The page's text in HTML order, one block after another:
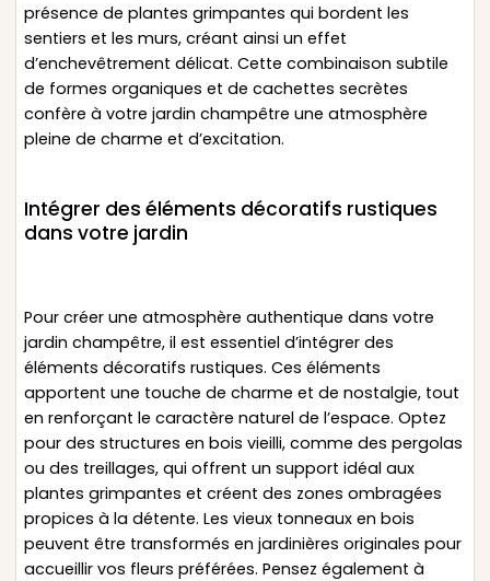
présence de plantes grimpantes qui bordent les
sentiers et les murs, créant ainsi un effet
d’enchevêtrement délicat. Cette combinaison subtile
de formes organiques et de cachettes secrètes
confère à votre jardin champêtre une atmosphère
pleine de charme et d’excitation.
Intégrer des éléments décoratifs rustiques
dans votre jardin
Pour créer une atmosphère authentique dans votre
jardin champêtre, il est essentiel d’intégrer des
éléments décoratifs rustiques. Ces éléments
apportent une touche de charme et de nostalgie, tout
en renforçant le caractère naturel de l’espace. Optez
pour des structures en bois vieilli, comme des pergolas
ou des treillages, qui offrent un support idéal aux
plantes grimpantes et créent des zones ombragées
propices à la détente. Les vieux tonneaux en bois
peuvent être transformés en jardinières originales pour
accueillir vos fleurs préférées. Pensez également à